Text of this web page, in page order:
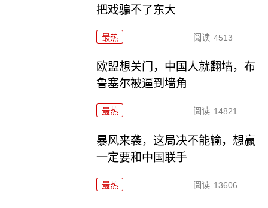
把戏骗不了东大
最热 阅读 4513
欧盟想关门，中国人就翻墙，布
鲁塞尔被逼到墙角
最热 阅读 14821
暴风来袭，这局决不能输，想赢
一定要和中国联手
最热 阅读 13606